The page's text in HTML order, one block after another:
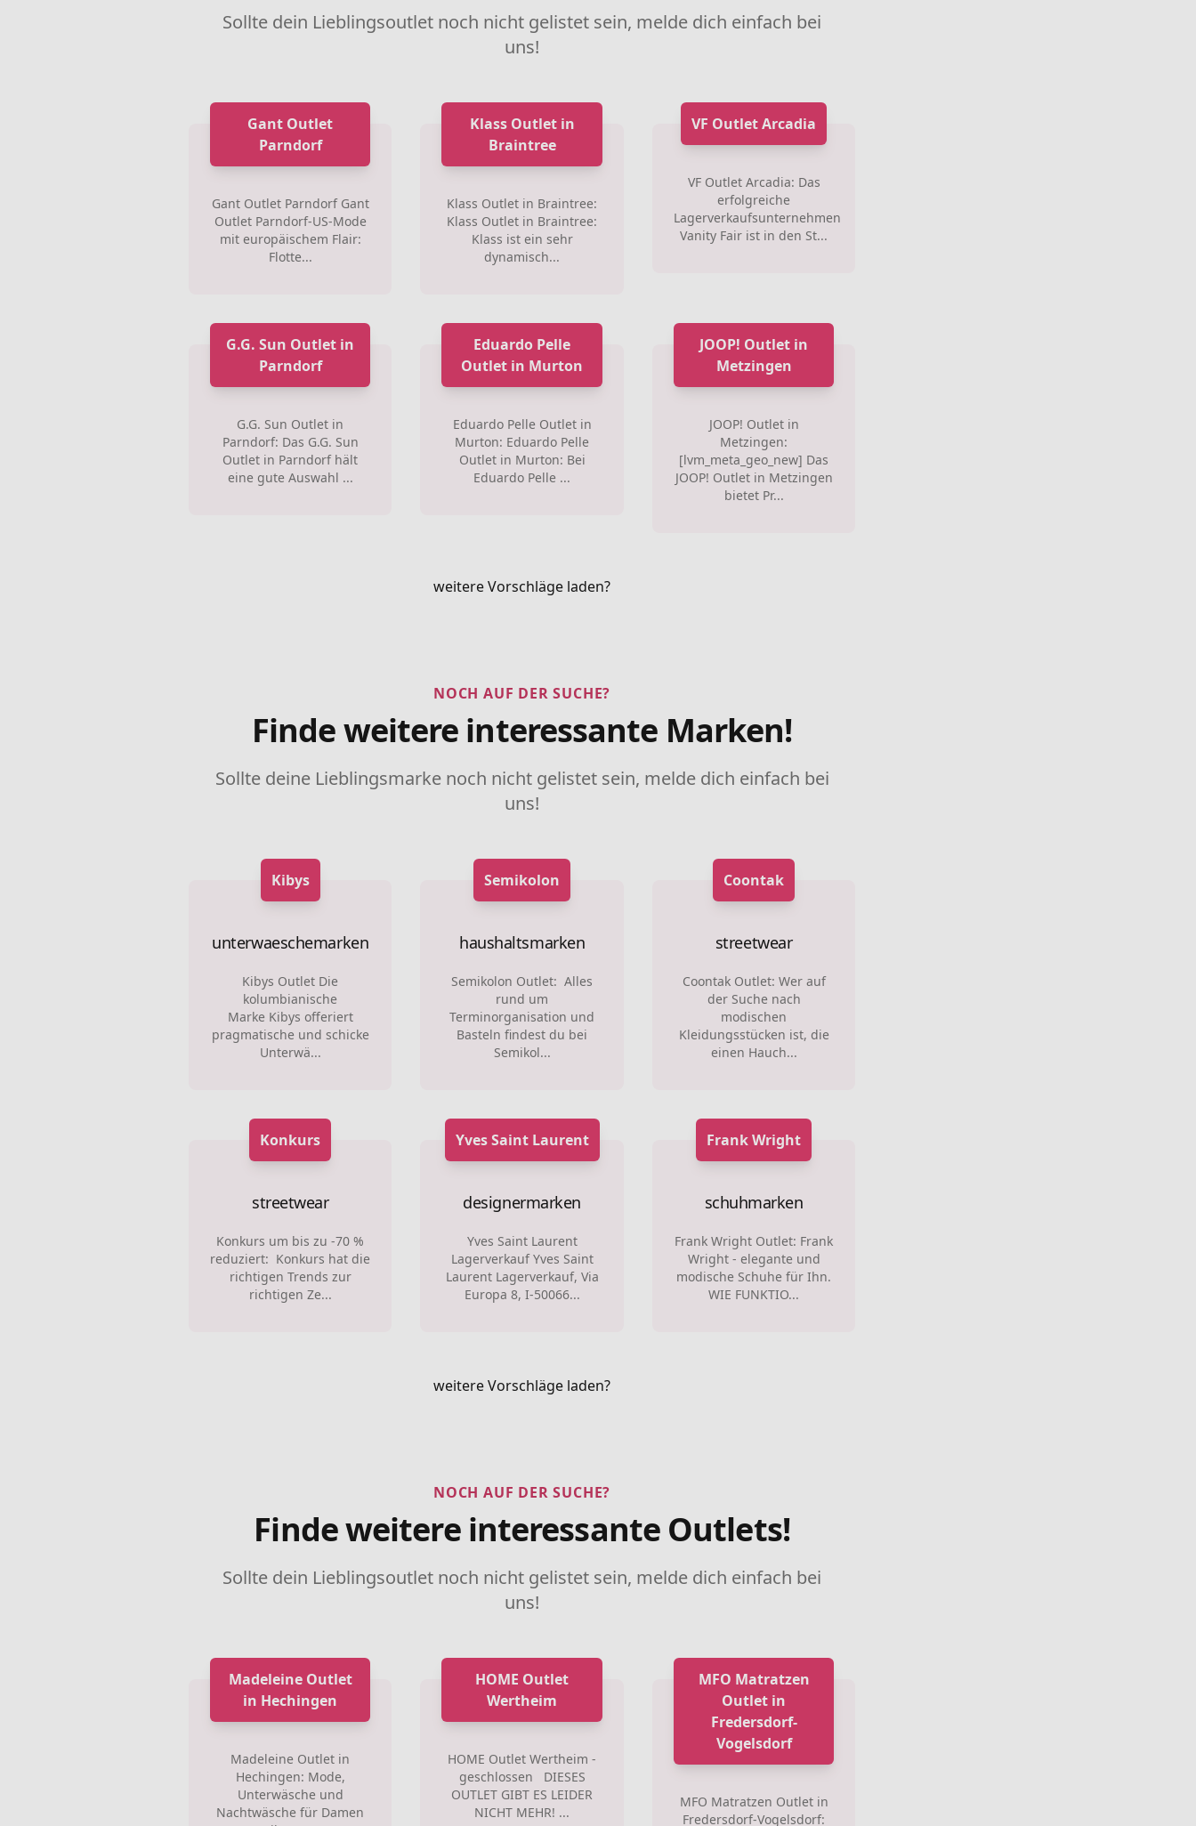
Sollte dein Lieblingsoutlet noch nicht gelistet sein, melde dich einfach bei
uns!
Gant Outlet
Parndorf
Gant Outlet Parndorf Gant
Outlet Parndorf-US-Mode
mit europäischem Flair:
Flotte...
Klass Outlet in
Braintree
Klass Outlet in Braintree:
Klass Outlet in Braintree:
Klass ist ein sehr
dynamisch...
VF Outlet Arcadia
VF Outlet Arcadia: Das
erfolgreiche
Lagerverkaufsunternehmen
Vanity Fair ist in den St...
G.G. Sun Outlet in
Parndorf
G.G. Sun Outlet in
Parndorf: Das G.G. Sun
Outlet in Parndorf hält
eine gute Auswahl ...
Eduardo Pelle
Outlet in Murton
Eduardo Pelle Outlet in
Murton: Eduardo Pelle
Outlet in Murton: Bei
Eduardo Pelle ...
JOOP! Outlet in
Metzingen
JOOP! Outlet in
Metzingen:
[lvm_meta_geo_new] Das
JOOP! Outlet in Metzingen
bietet Pr...
weitere Vorschläge laden?
NOCH AUF DER SUCHE?
Finde weitere interessante Marken!
Sollte deine Lieblingsmarke noch nicht gelistet sein, melde dich einfach bei
uns!
Kibys
unterwaeschemarken
Kibys Outlet Die
kolumbianische
Marke Kibys offeriert
pragmatische und schicke
Unterwä...
Semikolon
haushaltsmarken
Semikolon Outlet: Alles
rund um
Terminorganisation und
Basteln findest du bei
Semikol...
Coontak
streetwear
Coontak Outlet: Wer auf
der Suche nach
modischen
Kleidungsstücken ist, die
einen Hauch...
Konkurs
streetwear
Konkurs um bis zu -70 %
reduziert: Konkurs hat die
richtigen Trends zur
richtigen Ze...
Yves Saint Laurent
designermarken
Yves Saint Laurent
Lagerverkauf Yves Saint
Laurent Lagerverkauf, Via
Europa 8, I-50066...
Frank Wright
schuhmarken
Frank Wright Outlet: Frank
Wright - elegante und
modische Schuhe für Ihn.
WIE FUNKTIO...
weitere Vorschläge laden?
NOCH AUF DER SUCHE?
Finde weitere interessante Outlets!
Sollte dein Lieblingsoutlet noch nicht gelistet sein, melde dich einfach bei
uns!
Madeleine Outlet
in Hechingen
Madeleine Outlet in
Hechingen: Mode,
Unterwäsche und
Nachtwäsche für Damen
HOME Outlet
Wertheim
HOME Outlet Wertheim -
geschlossen DIESES
OUTLET GIBT ES LEIDER
NICHT MEHR! ...
MFO Matratzen
Outlet in
Fredersdorf-
Vogelsdorf
MFO Matratzen Outlet in
Fredersdorf-Vogelsdorf: